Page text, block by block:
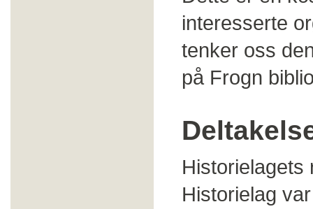
interesserte
tenker oss
på Frogn
Historielagets
Historielag